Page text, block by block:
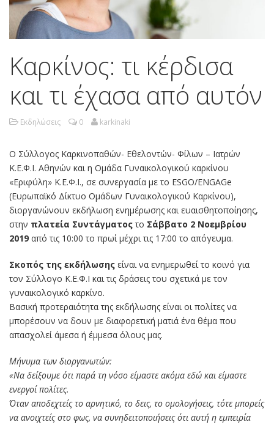
Καρκίνος: τι κέρδισα
και τι έχασα από αυτόν
Εκδηλώσεις 0 karkinaki
Ο Σύλλογος Καρκινοπαθών- Εθελοντών- Φίλων – Ιατρών
Κ.Ε.Φ.Ι. Αθηνών και η Ομάδα Γυναικολογικού καρκίνου
«Εριφύλη» Κ.Ε.Φ.Ι., σε συνεργασία με το ESGO/ENGAGe
(Ευρωπαϊκό Δίκτυο Ομάδων Γυναικολογικού Καρκίνου),
διοργανώνουν εκδήλωση ενημέρωσης και ευαισθητοποίησης,
στην πλατεία Συντάγματος το Σάββατο 2 Νοεμβρίου
2019 από τις 10:00 το πρωί μέχρι τις 17:00 το απόγευμα.
Σκοπός της εκδήλωσης είναι να ενημερωθεί το κοινό για
τον Σύλλογο Κ.Ε.Φ.Ι και τις δράσεις του σχετικά με τον
γυναικολογικό καρκίνο.
Βασική προτεραιότητα της εκδήλωσης είναι οι πολίτες να
μπορέσουν να δουν με διαφορετική ματιά ένα θέμα που
απασχολεί άμεσα ή έμμεσα όλους μας.
Μήνυμα των διοργανωτών:
«Να δείξουμε ότι παρά τη νόσο είμαστε ακόμα εδώ και είμαστε
ενεργοί πολίτες.
Όταν αποδεχτείς το αρνητικό, το δεις, το ομολογήσεις, τότε μπορείς
να ανοιχτείς στο φως, να συνηδειτοποιήσεις ότι αυτή η εμπειρία